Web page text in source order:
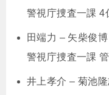
警視庁捜査一課 4
田端力 – 矢柴俊博
警視庁捜査一課
井上孝介 – 菊池